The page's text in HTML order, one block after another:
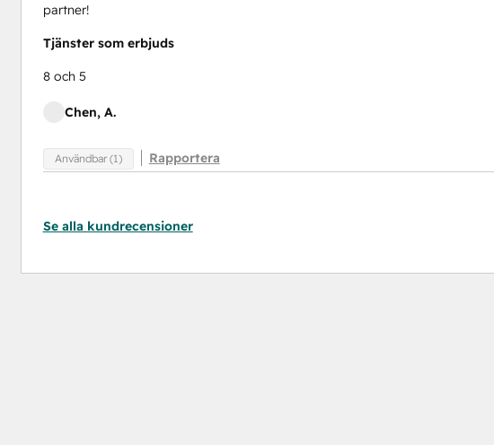
partner!
Tjänster som erbjuds
8 och 5
Chen, A.
Användbar (1) Rapportera
Se alla kundrecensioner